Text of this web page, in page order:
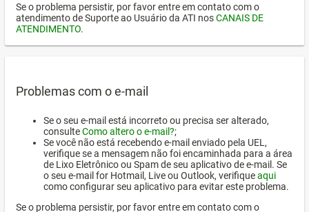
Se o problema persistir, por favor entre em contato com o
atendimento de Suporte ao Usuário da ATI nosCANAIS DE
ATENDIMENTO.
Problemas com o e-mail
Se o seu e-mail está incorreto ou precisa ser alterado,
consulteComo altero o e-mail?;
Se você não está recebendo e-mail enviado pela UEL,
verifique se a mensagem não foi encaminhada para a área
de Lixo Eletrônico ou Spam de seu aplicativo de e-mail. Se
o seu e-mail for Hotmail, Live ou Outlook, verifiqueaqui
como configurar seu aplicativo para evitar este problema.
Se o problema persistir, por favor entre em contato com o